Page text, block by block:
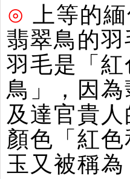
⊙
上等的
翡翠鳥的
羽毛是「
鳥」，因
及達官貴
顏色「紅
玉又被稱為